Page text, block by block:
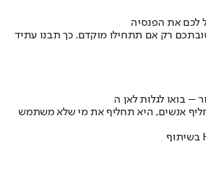
לכם את הפנסיה
רק אם תתחילו מוקדם. כך תבנו עתיד
אנשים, היא תחליף את מי שלא משתמש